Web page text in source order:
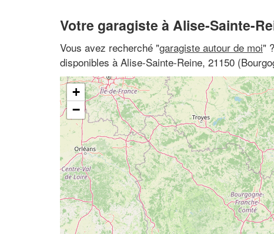
Votre garagiste à Alise-Sainte-
Vous avez recherché "garagiste autour de moi"
disponibles à Alise-Sainte-Reine, 21150
+
−